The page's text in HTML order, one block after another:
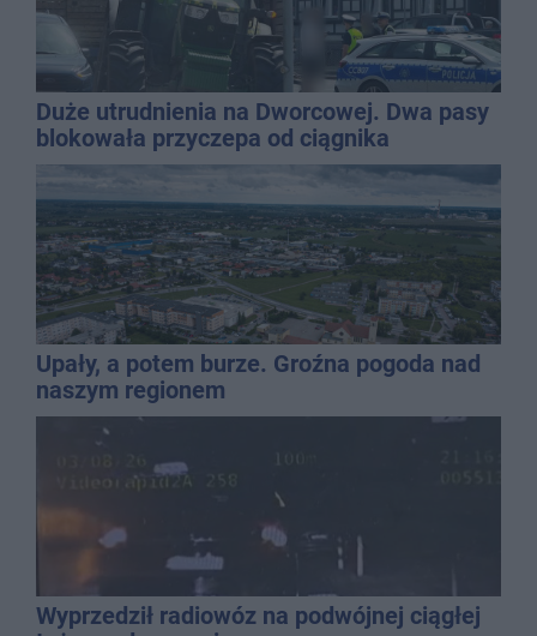
Duże utrudnienia na Dworcowej. Dwa pasy
blokowała przyczepa od ciągnika
Upały, a potem burze. Groźna pogoda nad
naszym regionem
Wyprzedził radiowóz na podwójnej ciągłej